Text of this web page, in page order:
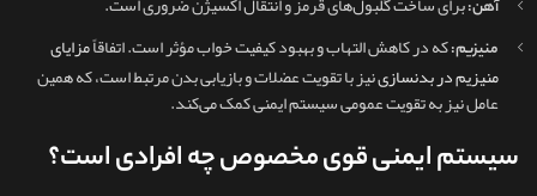
آهن:
منیزیم:که در کاهش التهاب و بهبود کیفیت خواب مؤثر است. اتفاقاًمزایای
منیزیم در بدنسازینیز با تقویت عضلات و بازیابی بدن مرتبط است، که همین
عامل نیز به تقویت عمومی سیستم ایمنی کمک می‌کند.
سیستم ایمنی قوی مخصوص چه افرادی است؟